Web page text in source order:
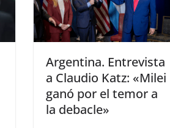
Argentina. Entrevista
a Claudio Katz: «Milei
ganó por el temor a
la debacle»